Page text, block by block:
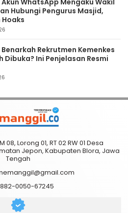
Hubungi Pengurus Masjid,
Benarkah Rekrutmen Kemenkes
Dibuka? Ini Penjelasan Resmi
08, Lorong 01, RT 02 RW 01 Desa
Jepon, Kabupaten Blora, Jawa
Tengah
0050-67245